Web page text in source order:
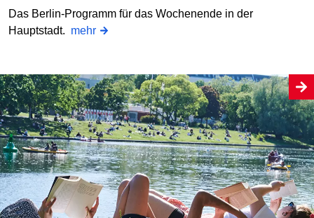
Das Berlin-Programm für das Wochenende in der
Hauptstadt. mehr